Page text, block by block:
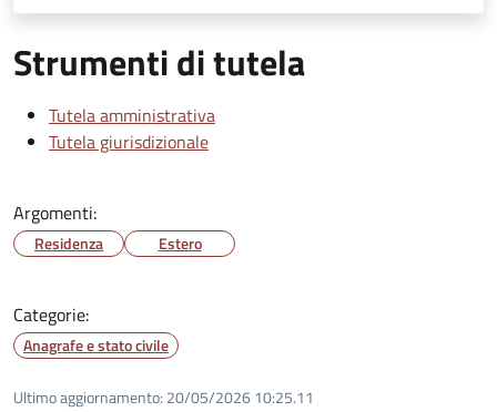
Strumenti di tutela
Tutela amministrativa
Tutela giurisdizionale
Argomenti:
Residenza Estero
Categorie:
Anagrafe e stato civile
Ultimo aggiornamento: 20/05/2026 10:25.11